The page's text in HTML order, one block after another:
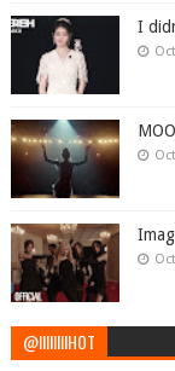
I
@IIIIIIIIHOT